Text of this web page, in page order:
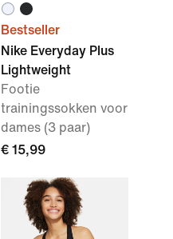
Bestseller
Nike Everyday Plus
Lightweight
Footie
trainingssokken voor
dames (3 paar)
€ 15,99